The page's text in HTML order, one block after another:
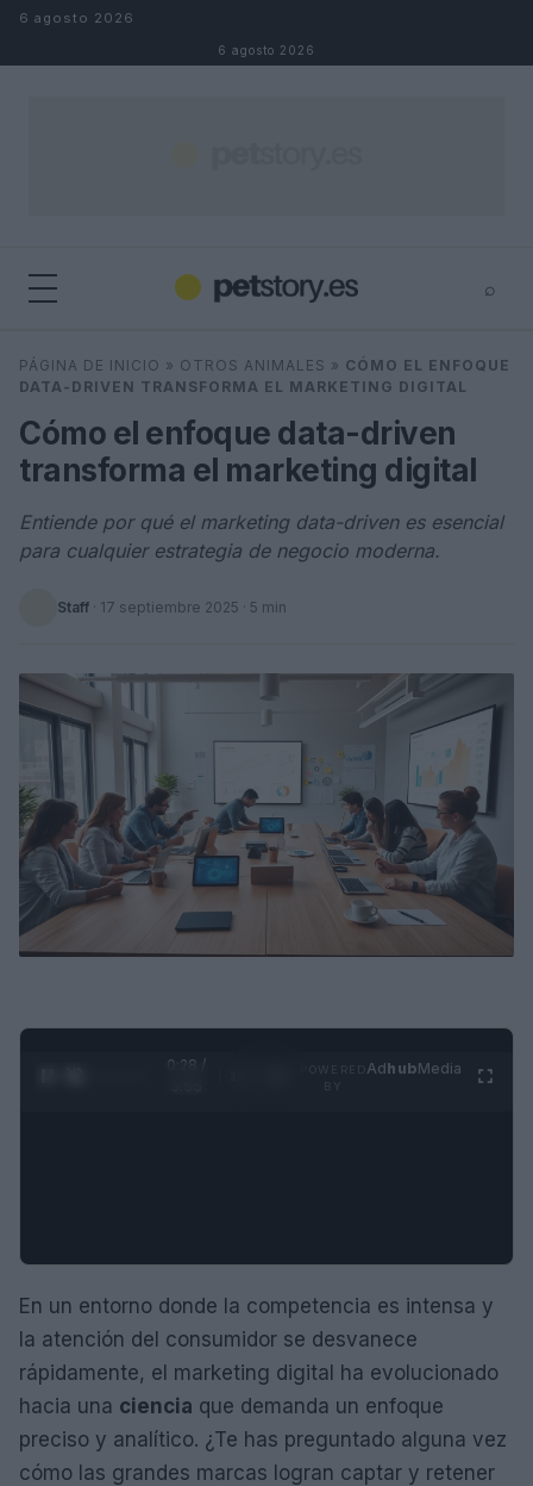
Saltar al contenido
6 agosto 2026
6 agosto 2026
⌕
Buscar ⌕ ×
PÁGINA DE INICIO » OTROS ANIMALES » CÓMO EL ENFOQUE
DATA-DRIVEN TRANSFORMA EL MARKETING DIGITAL
Cómo el enfoque data-driven
transforma el marketing digital
Entiende por qué el marketing data-driven es esencial
para cualquier estrategia de negocio moderna.
Staff · 17 septiembre 2025 · 5 min
0:29 /
AdhubMedia
En un entorno donde la competencia es intensa y
la atención del consumidor se desvanece
rápidamente, el marketing digital ha evolucionado
hacia una ciencia que demanda un enfoque
preciso y analítico. ¿Te has preguntado alguna vez
cómo las grandes marcas logran captar y retener